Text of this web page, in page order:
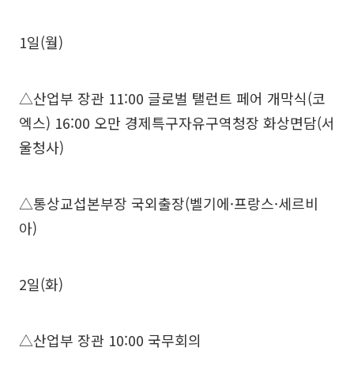
1일(월)
△산업부 장관 11:00 글로벌 탤런트 페어 개막식(코
엑스) 16:00 오만 경제특구자유구역청장 화상면담(서
울청사)
△통상교섭본부장 국외출장(벨기에·프랑스·세르비
아)
2일(화)
△산업부 장관 10:00 국무회의